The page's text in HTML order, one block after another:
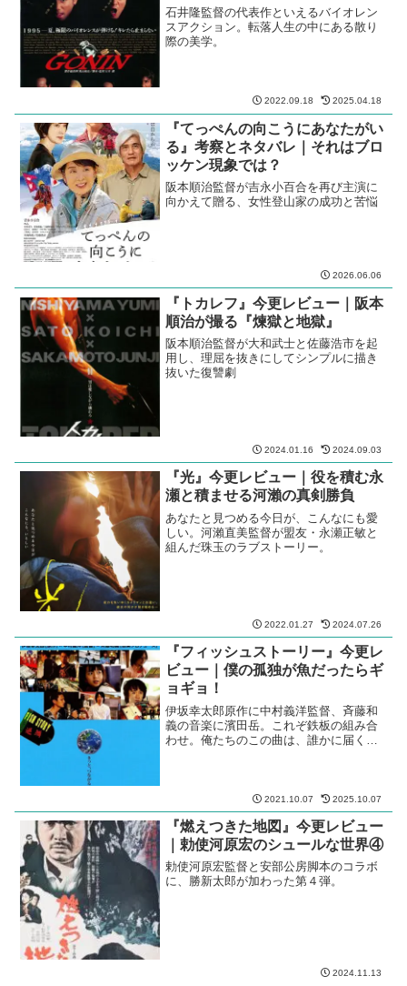
石井隆監督の代表作といえるバイオレン
スアクション。転落人生の中にある散り
際の美学。
2022.09.18 2025.04.18
『てっぺんの向こうにあなたがい
る』考察とネタバレ｜それはブロ
ッケン現象では？
阪本順治監督が吉永小百合を再び主演に
向かえて贈る、女性登山家の成功と苦悩
2026.06.06
『トカレフ』今更レビュー｜阪本
順治が撮る『煉獄と地獄』
阪本順治監督が大和武士と佐藤浩市を起
用し、理屈を抜きにしてシンプルに描き
抜いた復讐劇
2024.01.16 2024.09.03
『光』今更レビュー｜役を積む永
瀬と積ませる河瀨の真剣勝負
あなたと見つめる今日が、こんなにも愛
しい。河瀨直美監督が盟友・永瀬正敏と
組んだ珠玉のラブストーリー。
2022.01.27 2024.07.26
『フィッシュストーリー』今更レ
ビュー｜僕の孤独が魚だったらギ
ョギョ！
伊坂幸太郎原作に中村義洋監督、斉藤和
義の音楽に濱田岳。これぞ鉄板の組み合
わせ。俺たちのこの曲は、誰かに届くの
2021.10.07 2025.10.07
『燃えつきた地図』今更レビュー
｜勅使河原宏のシュールな世界④
勅使河原宏監督と安部公房脚本のコラボ
に、勝新太郎が加わった第４弾。
2024.11.13